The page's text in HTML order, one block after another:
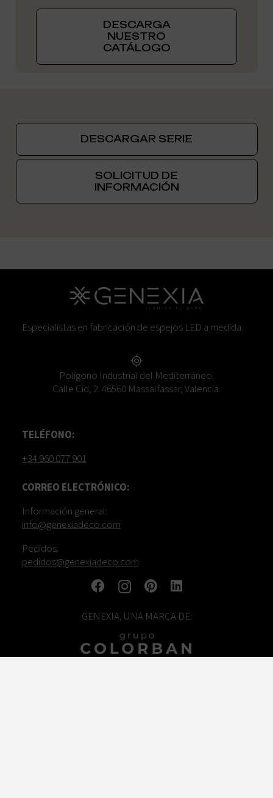
DESCARGA
NUESTRO
CATÁLOGO
DESCARGAR SERIE
SOLICITUD DE
INFORMACIÓN
Especialistas en fabricación de espejos LED a medida.
Polígono Industrial del Mediterráneo.
Calle Cid, 2. 46560 Massalfassar, Valencia.
TELÉFONO:
+34 960 077 901
CORREO ELECTRÓNICO:
Información general:
info@genexiadeco.com
Pedidos:
pedidos@genexiadeco.com
GENEXIA, UNA MARCA DE: